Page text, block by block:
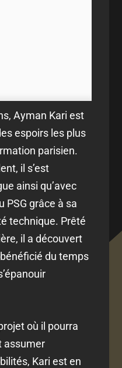
,Ayman Kari est
espoirs les plus
parisien.
il s’est
ainsi qu’avec
PSG grâce à sa
technique. Prêté
il a découvert
bénéficié du temps
où il pourra
assumer
Kari est en